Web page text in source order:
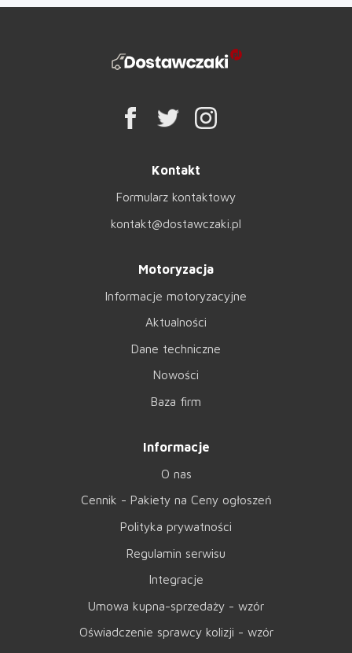
Kontakt
Formularz kontaktowy
kontakt@dostawczaki.pl
Motoryzacja
Informacje motoryzacyjne
Aktualności
Dane techniczne
Nowości
Baza firm
Informacje
O nas
Cennik - Pakiety na Ceny ogłoszeń
Polityka prywatności
Regulamin serwisu
Integracje
Umowa kupna-sprzedaży - wzór
Oświadczenie sprawcy kolizji - wzór